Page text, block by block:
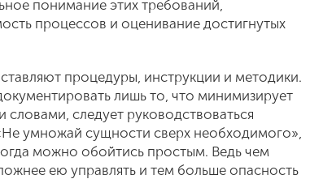
понимание этих требований,
процессов и оценивание достигнутых
процедуры, инструкции и методики.
лишь то, что минимизирует
следует руководствоваться
умножай сущности сверх необходимого»,
можно обойтись простым. Ведь чем
ею управлять и тем больше опасность